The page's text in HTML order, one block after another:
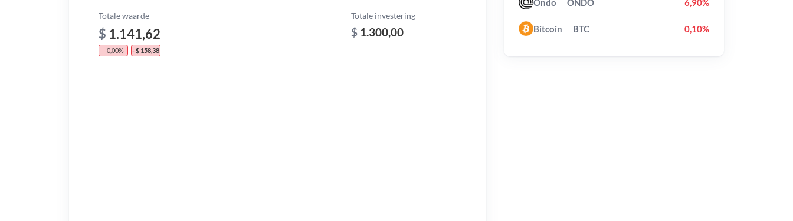
Totale waarde
$ 1.141,62
- 0,00% - $ 158,38
Totale investering
$ 1.300,00 Bitcoin BTC 0,10%